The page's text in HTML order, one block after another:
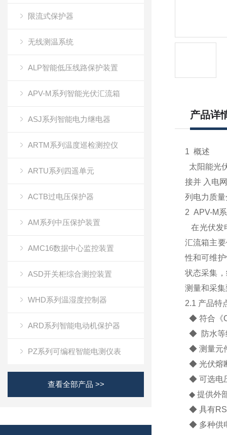
限流式保护器
无线测温系统
ALP智能低压线路保护装置
APV-M系列智能光伏汇流箱
ASJ系列智能电力继电器
ARTM系列温度巡检测控仪
ARTU系列四遥单元
ACTB过电压保护器
AM系列中压保护装置
AMC16数据中心监控装置
ASD开关柜综合测控装置
WHD系列温湿度控制器
ARD系列智能电动机保护器
PZ系列可编程智能电测仪表
查看全部产品 >>
产品详
1 概述
太阳能光
接并 入电
列电力质
2 APV-M
在光伏发
汇流箱主
性和可维
状态采集
测量和采
2.1 产品特
◆ 符合《
◆ 防水等
◆ 测量元
◆ 光伏熔
◆ 可选电
◆ 提供外
◆ 具有
◆ 多种供